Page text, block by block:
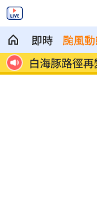
即時 颱風
白海豚路徑
了